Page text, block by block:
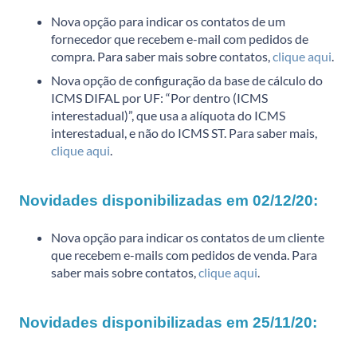
Nova opção para indicar os contatos de um
fornecedor que recebem e-mail com pedidos de
compra. Para saber mais sobre contatos, clique aqui
Nova opção de configuração da base de cálculo do
ICMS DIFAL por UF: “Por dentro (ICMS
interestadual)”, que usa a alíquota do ICMS
interestadual, e não do ICMS ST. Para saber mais,
clique aqui
Novidades disponibilizadas em 02/12/20:
Nova opção para indicar os contatos de um cliente
que recebem e-mails com pedidos de venda. Para
saber mais sobre contatos, clique aqui
Novidades disponibilizadas em 25/11/20: